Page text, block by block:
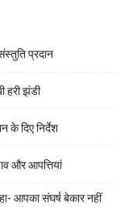
प्रदान
हरी झंडी
के दिए निर्देश
और आपत्तियां
आपका संघर्ष बेकार नहीं